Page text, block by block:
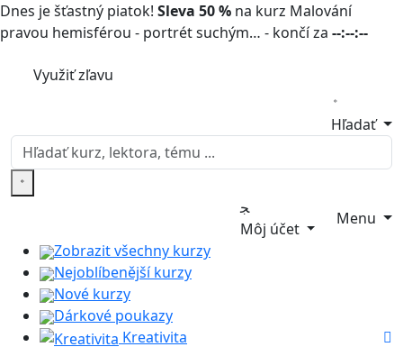
Dnes je šťastný piatok! Sleva 50 % na kurz Malování
pravou hemisférou - portrét suchým… - končí za --:--:--
Využiť zľavu
Hľadať
Môj účet
Menu
Zobrazit všechny kurzy
Nejoblíbenější kurzy
Nové kurzy
Dárkové poukazy
Kreativita